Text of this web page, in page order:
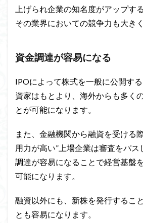
上げられ企業の知名度がアップす
その業界においての競争力も大き
資金調達が容易になる
IPOによって株式を一般に公開す
資家はもとより、海外からも多く
とが可能になります。
また、金融機関から融資を受ける
用力が高い”上場企業は審査をパ
調達が容易になることで経営基盤
可能になります。
融資以外にも、新株を発行するこ
とも容易になります。